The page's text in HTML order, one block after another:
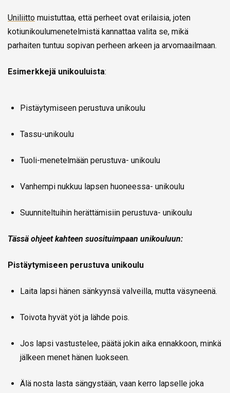
Uniliitto muistuttaa, että perheet ovat erilaisia, joten
kotiunikoulumenetelmistä kannattaa valita se, mikä
parhaiten tuntuu sopivan perheen arkeen ja arvomaailmaan.
Esimerkkejä unikouluista:
Pistäytymiseen perustuva unikoulu
Tassu-unikoulu
Tuoli-menetelmään perustuva- unikoulu
Vanhempi nukkuu lapsen huoneessa- unikoulu
Suunniteltuihin herättämisiin perustuva- unikoulu
Tässä ohjeet kahteen suosituimpaan unikouluun:
Pistäytymiseen perustuva unikoulu
Laita lapsi hänen sänkyynsä valveilla, mutta väsyneenä.
Toivota hyvät yöt ja lähde pois.
Jos lapsi vastustelee, päätä jokin aika ennakkoon, minkä
jälkeen menet hänen luokseen.
Älä nosta lasta sängystään, vaan kerro lapselle joka